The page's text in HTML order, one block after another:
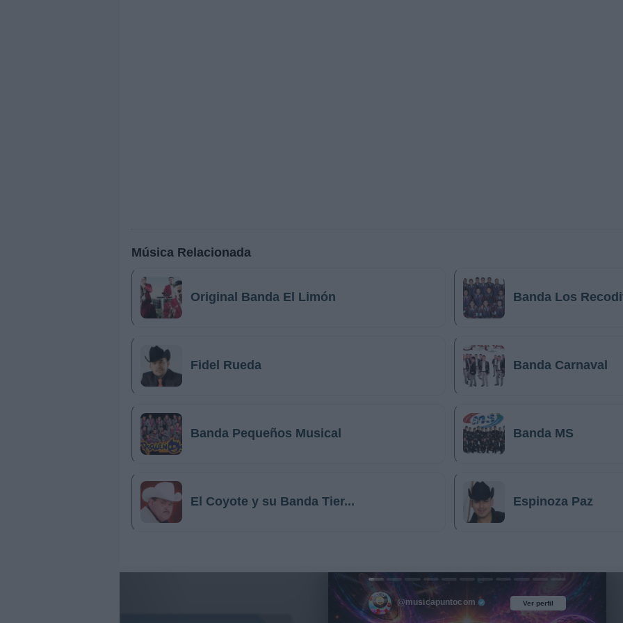
Música Relacionada
Original Banda El Limón Banda Los
Fidel Rueda Banda Carnaval
Banda Pequeños Musical Banda MS
El Coyote y su Banda Tier... Espinoza Paz
Ver perfil
@musicapuntocom Ver perfil